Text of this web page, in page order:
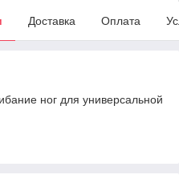
Доставка Оплата
ног для универсальной